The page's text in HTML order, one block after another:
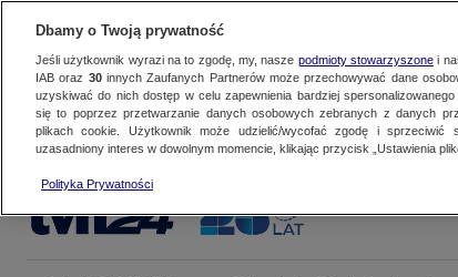
Dbamy o Twoją prywatność
Jeśli użytkownik wyrazi na to zgodę, my, nasze podmioty stowarzyszonei
IAB oraz 30innych Zaufanych Partnerów może przechowywać dane
uzyskiwać do nich dostęp w celu zapewnienia bardziej
się to poprzez przetwarzanie danych osobowych zebranych z danych
plikach cookie. Użytkownik może udzielić/wycofać zgodę i sprzeciwić
uzasadniony interes w dowolnym momencie, klikając przycisk „Ustawienia
Polityka Prywatności